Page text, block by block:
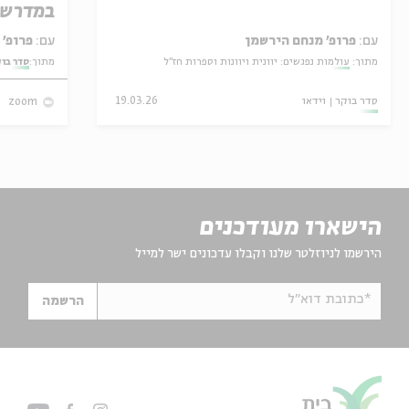
עם: פרופ' מנחם הירשמן
מתוך: עולמות נפגשים: יוונית ויוונות וספרות חז"ל
סדר בוקר וידאו 19.03.26
עם: פרופ' אביגדור שנאן
מתוך:סדר
zoom
הישארו מעודכנים
הירשמו לניוזלטר שלנו וקבלו עדכונים ישר למייל
*כתובת דוא"ל הרשמה